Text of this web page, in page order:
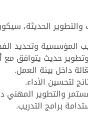
والتطوير الحديثة،
المؤسسية وتحديد
وتطوير حديث يتوافق
داخل بيئة العمل.
لتحسين الأداء.
والتطوير
برامج التدريب.